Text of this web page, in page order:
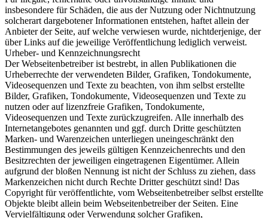
insbesondere für Schäden, die aus der Nutzung oder Nichtnutzung
solcherart dargebotener Informationen entstehen, haftet allein der
Anbieter der Seite, auf welche verwiesen wurde, nichtderjenige, der
über Links auf die jeweilige Veröffentlichung lediglich verweist.
Urheber- und Kennzeichnungsrecht
Der Webseitenbetreiber ist bestrebt, in allen Publikationen die
Urheberrechte der verwendeten Bilder, Grafiken, Tondokumente,
Videosequenzen und Texte zu beachten, von ihm selbst erstellte
Bilder, Grafiken, Tondokumente, Videosequenzen und Texte zu
nutzen oder auf lizenzfreie Grafiken, Tondokumente,
Videosequenzen und Texte zurückzugreifen. Alle innerhalb des
Internetangebotes genannten und ggf. durch Dritte geschützten
Marken- und Warenzeichen unterliegen uneingeschränkt den
Bestimmungen des jeweils gültigen Kennzeichenrechts und den
Besitzrechten der jeweiligen eingetragenen Eigentümer. Allein
aufgrund der bloßen Nennung ist nicht der Schluss zu ziehen, dass
Markenzeichen nicht durch Rechte Dritter geschützt sind! Das
Copyright für veröffentlichte, vom Webseitenbetreiber selbst erstellte
Objekte bleibt allein beim Webseitenbetreiber der Seiten. Eine
Vervielfältigung oder Verwendung solcher Grafiken,